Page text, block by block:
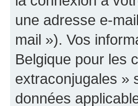
une adresse e-
mail »). Vos
Belgique pour les
extraconjugales »
données